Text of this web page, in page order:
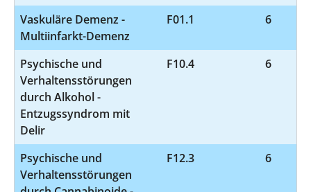
Vaskuläre Demenz -
Multiinfarkt-Demenz
F01.1 6
Psychische und
Verhaltensstörungen
durch Alkohol -
Entzugssyndrom mit
Delir
F10.4 6
Psychische und
Verhaltensstörungen
F12.3 6